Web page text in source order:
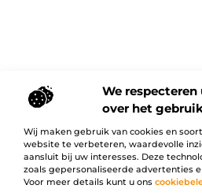
We
over het
Wij maken gebruik van cookies en
website te verbeteren, waardevolle
aansluit bij uw interesses. Deze
zoals gepersonaliseerde advertenties
Voor meer details kunt u ons